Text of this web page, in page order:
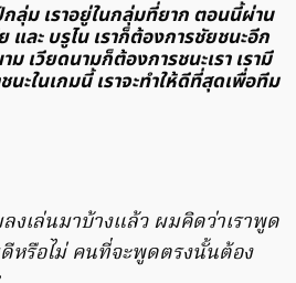
กลุ่ม เราอยู่ในกลุ่มที่ยาก ตอนนี้ผ่าน
และ บรูไน เราก็ต้องการชัยชนะอีก
ม เวียดนามก็ต้องการชนะเรา เรามี
นะในเกมนี้ เราจะทำให้ดีที่สุดเพื่อทีม
งเล่นมาบ้างแล้ว ผมคิดว่าเราพูด
ดีหรือไม่ คนที่จะพูดตรงนั้นต้อง